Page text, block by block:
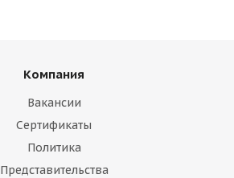
Компания
Вакансии
Сертификаты
Политика
Представительства